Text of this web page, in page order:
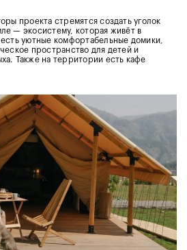
проекта стремятся создать уголок
— экосистему, которая живёт в
уютные комфортабельные домики,
пространство для детей и
Также на территории есть кафе